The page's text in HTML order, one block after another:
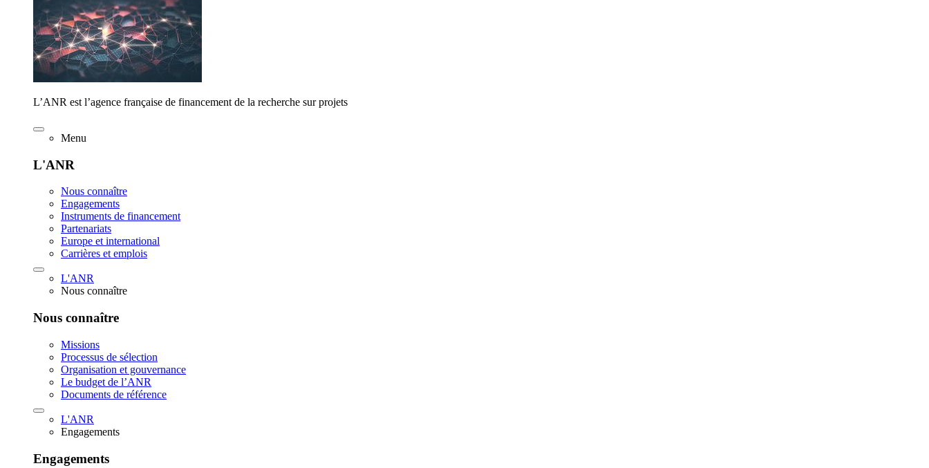
L’ANR est l’agence française de financement de la recherche sur projets
Menu
L'ANR
Nous connaître
Engagements
Instruments de financement
Partenariats
Europe et international
Carrières et emplois
L'ANR
Nous connaître
Nous connaître
Missions
Processus de sélection
Organisation et gouvernance
Le budget de l’ANR
Documents de référence
L'ANR
Engagements
Engagements